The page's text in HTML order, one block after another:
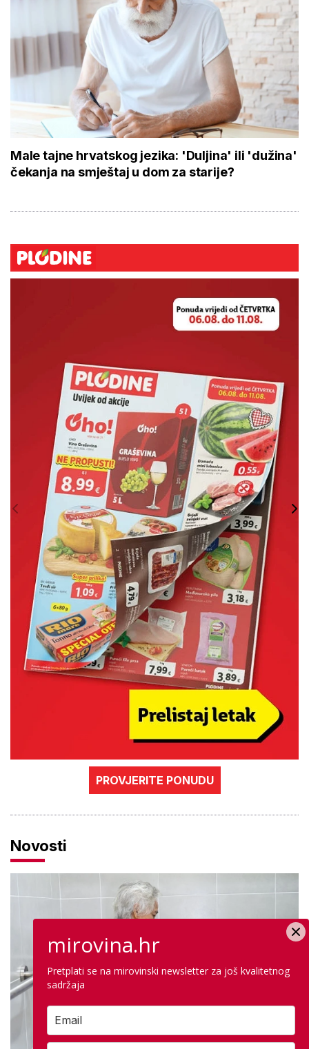
Male tajne hrvatskog jezika: 'Duljina' ili 'dužina'
čekanja na smještaj u dom za starije?
PROVJERITE PONUDU
Novosti
mirovina.hr
Pretplati se na mirovinski newsletter za još kvalitetnog
sadržaja